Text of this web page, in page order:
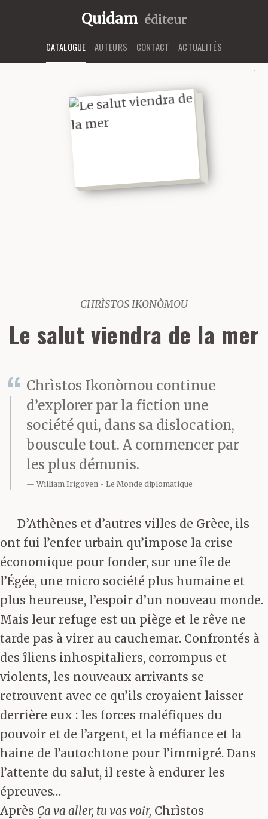
Quidam éditeur
CATALOGUE AUTEURS CONTACT ACTUALITÉS
CHRÌSTOS IKONÒMOU
Le salut viendra de la mer
Chrìstos Ikonòmou continue
d’explorer par la fiction une
société qui, dans sa dislocation,
bouscule tout. A commencer par
les plus démunis.
William Irigoyen Le Monde diplomatique
D’Athènes et d’autres villes de Grèce, ils
ont fui l’enfer urbain qu’impose la crise
économique pour fonder, sur une île de
l’Égée, une micro société plus humaine et
plus heureuse, l’espoir d’un nouveau monde.
Mais leur refuge est un piège et le rêve ne
tarde pas à virer au cauchemar. Confrontés à
des îliens inhospitaliers, corrompus et
violents, les nouveaux arrivants se
retrouvent avec ce qu’ils croyaient laisser
derrière eux : les forces maléfiques du
pouvoir et de l’argent, et la méfiance et la
haine de l’autochtone pour l’immigré. Dans
l’attente du salut, il reste à endurer les
épreuves…
Après Ça va aller, tu vas voir, Chrìstos